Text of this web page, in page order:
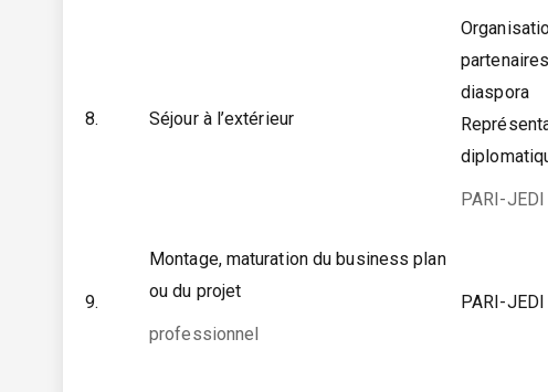
8. Séjour à l’extérieur
diaspora
PARI-JEDI
9.
Montage, maturation du business plan
ou du projet
professionnel
PARI-JEDI